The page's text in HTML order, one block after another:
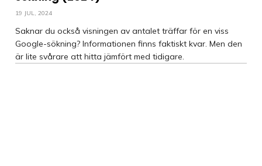
19 JUL, 2024
Saknar du också visningen av antalet träffar för en viss
Google-sökning? Informationen finns faktiskt kvar. Men den
är lite svårare att hitta jämfört med tidigare.